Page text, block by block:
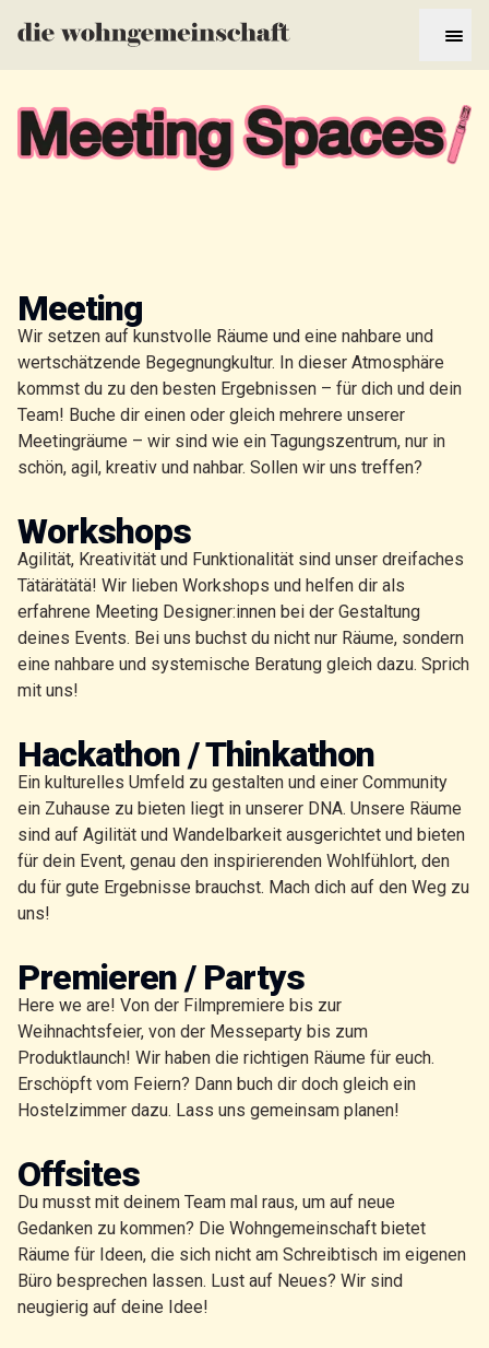
Meeting
Wir setzen auf kunstvolle Räume und eine nahbare und
wertschätzende Begegnungkultur. In dieser Atmosphäre
kommst du zu den besten Ergebnissen – für dich und dein
Team! Buche dir einen oder gleich mehrere unserer
Meetingräume – wir sind wie ein Tagungszentrum, nur in
schön, agil, kreativ und nahbar. Sollen wir uns treffen?
Workshops
Agilität, Kreativität und Funktionalität sind unser dreifaches
Tätärätätä! Wir lieben Workshops und helfen dir als
erfahrene Meeting Designer:innen bei der Gestaltung
deines Events. Bei uns buchst du nicht nur Räume, sondern
eine nahbare und systemische Beratung gleich dazu. Sprich
mit uns!
Hackathon / Thinkathon
Ein kulturelles Umfeld zu gestalten und einer Community
ein Zuhause zu bieten liegt in unserer DNA. Unsere Räume
sind auf Agilität und Wandelbarkeit ausgerichtet und bieten
für dein Event, genau den inspirierenden Wohlfühlort, den
du für gute Ergebnisse brauchst. Mach dich auf den Weg zu
uns!
Premieren / Partys
Here we are! Von der Filmpremiere bis zur
Weihnachtsfeier, von der Messeparty bis zum
Produktlaunch! Wir haben die richtigen Räume für euch.
Erschöpft vom Feiern? Dann buch dir doch gleich ein
Hostelzimmer dazu. Lass uns gemeinsam planen!
Offsites
Du musst mit deinem Team mal raus, um auf neue
Gedanken zu kommen? Die Wohngemeinschaft bietet
Räume für Ideen, die sich nicht am Schreibtisch im eigenen
Büro besprechen lassen. Lust auf Neues? Wir sind
neugierig auf deine Idee!